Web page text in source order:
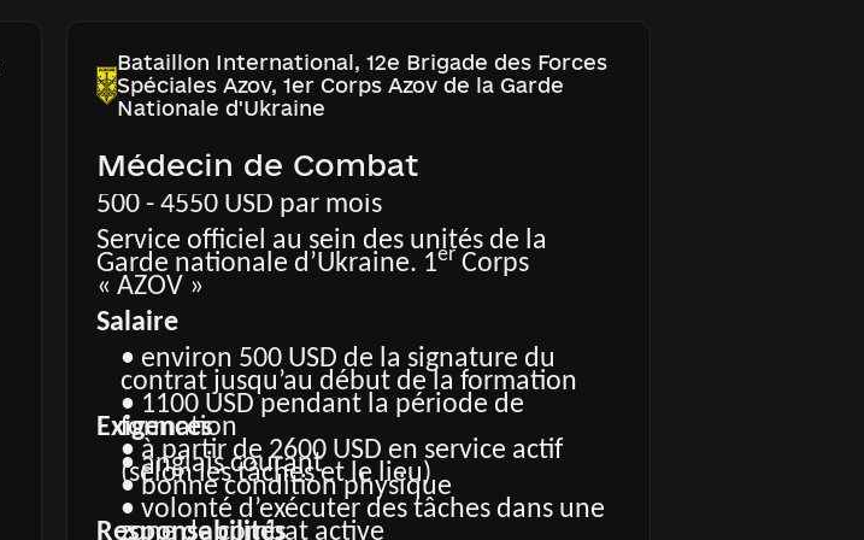
• formation continue et diversifiée entre
les missions
• fourniture d’équipements modernes de
haute qualité et soutien technique
constant
• indemnisation financière et traitement
médical et réadaptation gratuits en cas de
blessure via Azov.Care et leurs
gestionnaires de cas personnels
• congés annuels payés conformément à
la législation ukrainienne
Bataillon International, 12e Brigade des Forces
Spéciales Azov, 1er Corps Azov de la Garde
Nationale d'Ukraine
Médecin de Combat
500 - 4550 USD par mois
Service officiel au sein des unités de la
Garde nationale d’Ukraine. 1er Corps
« AZOV »
Salaire
• environ 500 USD de la signature du
contrat jusqu’au début de la formation
• 1100 USD pendant la période de
formation
• à partir de 2600 USD en service actif
(selon les tâches et le lieu)
Exigences
• anglais courant
• bonne condition physique
• volonté d’exécuter des tâches dans une
zone de combat active
Responsabilités